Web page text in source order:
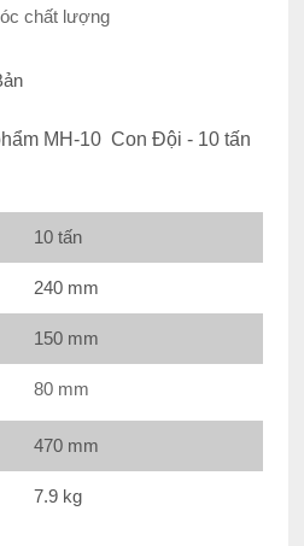
chất lượng
MH-10 Con Đội - 10 tấn
10 tấn
240 mm
150 mm
80 mm
470 mm
7.9 kg